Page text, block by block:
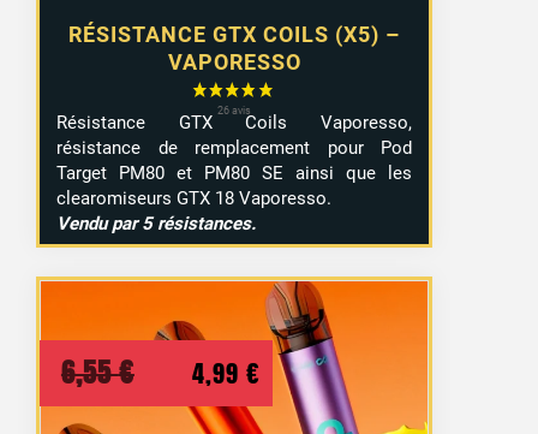
RÉSISTANCE GTX COILS (X5) –
VAPORESSO
Résistance GTX Coils Vaporesso,
résistance de remplacement pour Pod
Target PM80 et PM80 SE ainsi que les
clearomiseurs GTX 18 Vaporesso.
Vendu par 5 résistances.
6,55€
Le
prix
4,99 € Le
prix